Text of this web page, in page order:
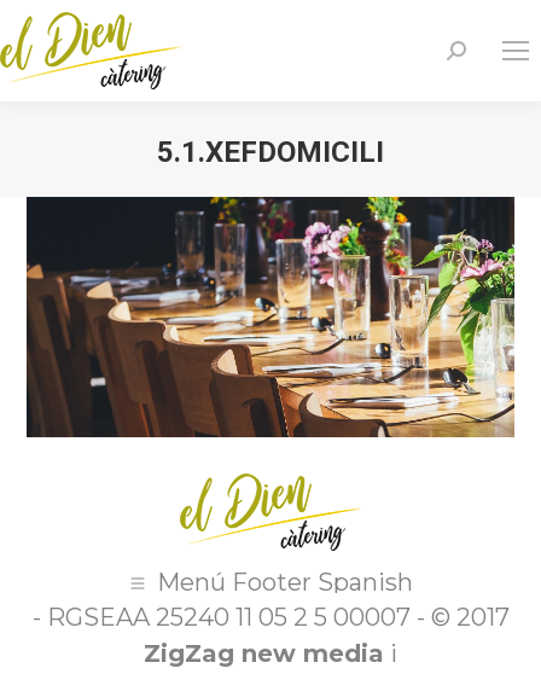
Buscar:
5.1.XEFDOMICILI
Estás aquí:
Menú Footer Spanish
- RGSEAA 25240 11 05 2 5 00007 - © 2017
ZigZag new media i